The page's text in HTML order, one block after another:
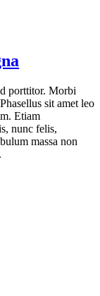
porttitor. Morbi
sit amet leo
Etiam
nunc felis,
massa non